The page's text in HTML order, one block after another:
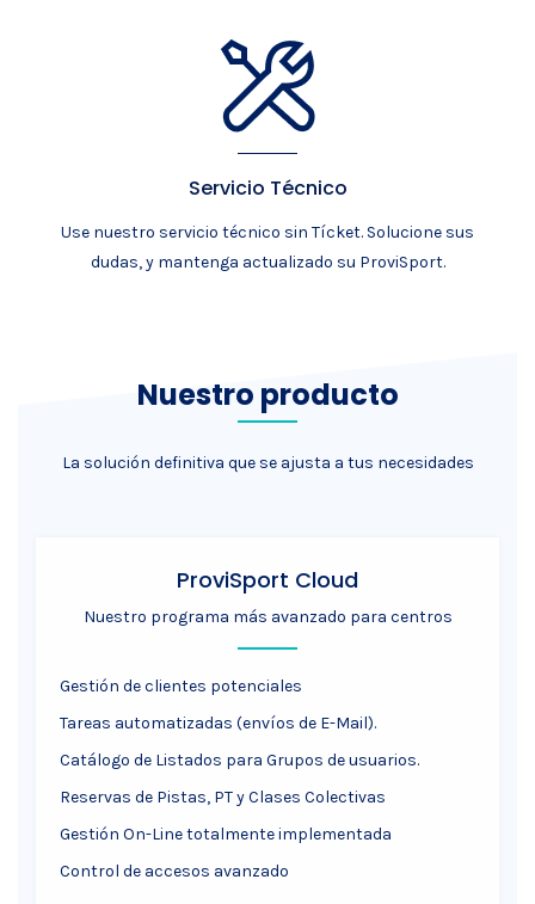
Servicio Técnico
Use nuestro servicio técnico sin Tícket. Solucione sus
dudas, y mantenga actualizado su ProviSport.
Nuestro producto
La solución definitiva que se ajusta a tus necesidades
ProviSport Cloud
Nuestro programa más avanzado para centros
Gestión de clientes potenciales
Tareas automatizadas (envíos de E-Mail).
Catálogo de Listados para Grupos de usuarios.
Reservas de Pistas, PT y Clases Colectivas
Gestión On-Line totalmente implementada
Control de accesos avanzado